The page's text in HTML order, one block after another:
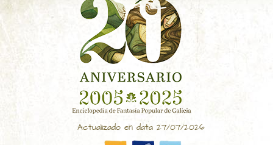
Actualizado en data 27/07/2026